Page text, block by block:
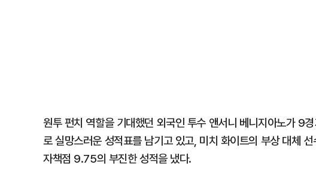
원투 펀치 역할을 기대했던 외국인 투수 앤서니 베니지아노가
로 실망스러운 성적표를 남기고 있고, 미치 화이트의 부상 대체
자책점 9.75의 부진한 성적을 냈다.